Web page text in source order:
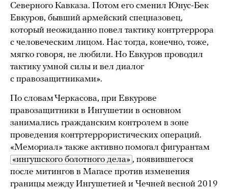
Северного Кавказа. Потом его сменил Юнус-Бек
Евкуров, бывший армейский спецназовец,
который неожиданно повел тактику контртеррора
с человеческим лицом. Нас тогда, конечно, тоже,
мягко говоря, не любили. Но Евкуров проводил
тактику умной силы и вел диалог
с правозащитниками».
По словам Черкасова, при Евкурове
правозащитники в Ингушетии в основном
занимались гражданским контролем в зоне
проведения контртеррористических операций.
«Мемориал» также активно помогал фигурантам
«ингушского болотного дела» , появившегося
после митингов в Магасе против изменения
границы между Ингушетией и Чечней весной 2019